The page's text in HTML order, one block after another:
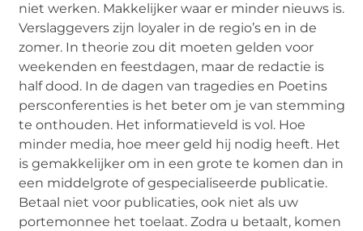
niet werken. Makkelijker waar er minder nieuws is.
Verslaggevers zijn loyaler in de regio’s en in de
zomer. In theorie zou dit moeten gelden voor
weekenden en feestdagen, maar de redactie is
half dood. In de dagen van tragedies en Poetins
persconferenties is het beter om je van stemming
te onthouden. Het informatieveld is vol. Hoe
minder media, hoe meer geld hij nodig heeft. Het
is gemakkelijker om in een grote te komen dan in
een middelgrote of gespecialiseerde publicatie.
Betaal niet voor publicaties, ook niet als uw
portemonnee het toelaat. Zodra u betaalt, komen